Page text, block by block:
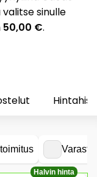
sinulle
50,00 €.
Halvin hinta